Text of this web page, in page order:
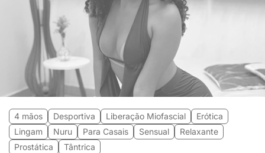
4 mãos Desportiva Liberação Miofascial
Erótica
Lingam
Nuru Para Casais Sensual
Relaxante
Prostática
Tântrica